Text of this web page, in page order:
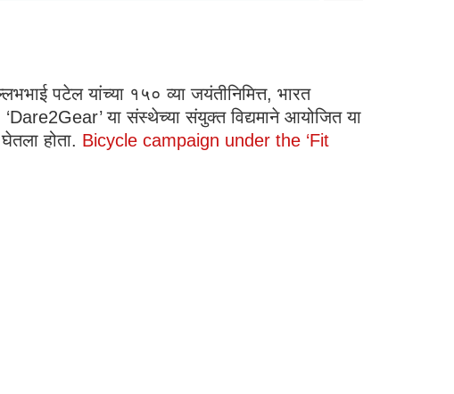
पटेल यांच्या १५० व्या जयंतीनिमित्त, भारत
‘Dare2Gear’ या संस्थेच्या संयुक्त विद्यमाने आयोजित या
होता. Bicycle campaign under the ‘Fit